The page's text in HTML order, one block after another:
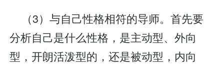
（3）与自己性格相符的导师。首先要
分析自己是什么性格，是主动型、外向
型，开朗活泼型的，还是被动型，内向